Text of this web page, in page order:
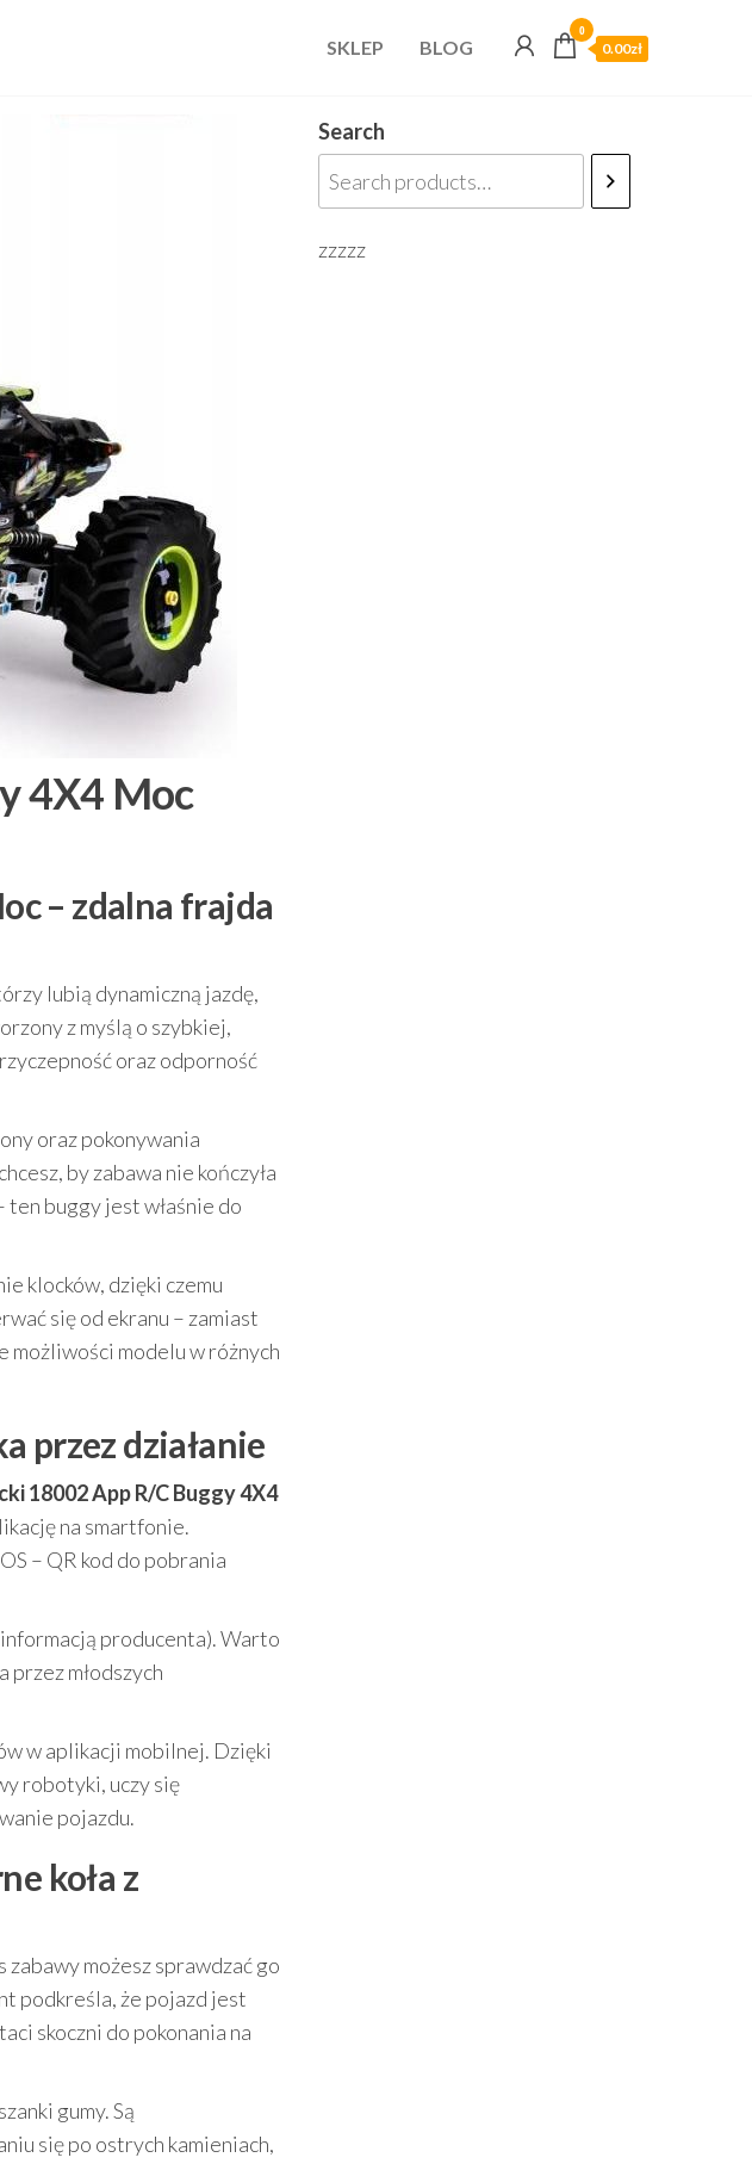
SKLEP BLOG
0
0.00zł
4X4 Moc
– zdalna frajda
lubią dynamiczną jazdę,
z myślą o szybkiej,
oraz odporność
oraz pokonywania
by zabawa nie kończyła
ten buggy jest właśnie do
klocków, dzięki czemu
się od ekranu – zamiast
modelu w różnych
przez działanie
18002 App R/C Buggy 4X4
na smartfonie.
– QR kod do pobrania
producenta). Warto
przez młodszych
w aplikacji mobilnej. Dzięki
robotyki, uczy się
pojazdu.
koła z
możesz sprawdzać go
podkreśla, że pojazd jest
skoczni do pokonania na
gumy. Są
się po ostrych kamieniach,
Search
zzzzz